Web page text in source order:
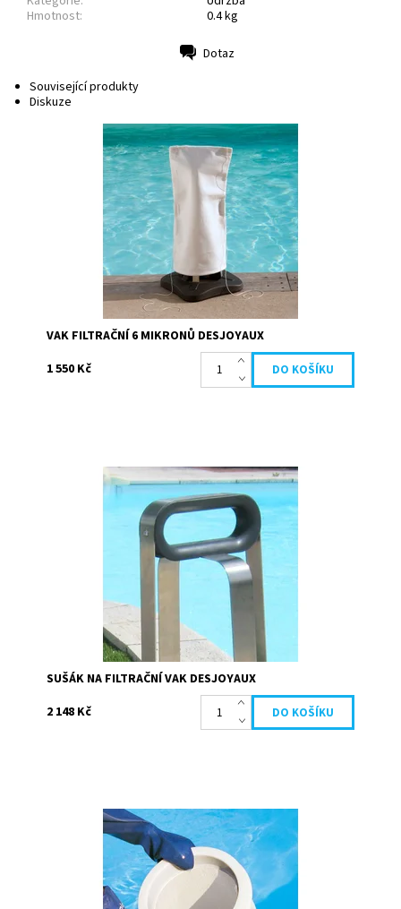
Hmotnost:
0.4 kg
Dotaz
Související produkty
Diskuze
Filtrační vak 6 mikronů umožňuje filtrovat velice jemné
nečistoty. Vhodný pro všechny filtrační skupiny mimo Gr.I
110. Filtrační sáček 6...
Dostupnost:
Skladem
19695
Desjoyaux
VAK FILTRAČNÍ 6 MIKRONŮ DESJOYAUX
1 550 Kč
Sušák určený k čištění filtračního vaku. Usnadňuje čištění
filtračního vaku DESJOYAUX Moderní design a vylepšená
ergonomie (Integrovaná...
Skladem
21455
Desjoyaux
SUŠÁK NA FILTRAČNÍ VAK DESJOYAUX
2 148 Kč
Vnější kroužek slouží k uchycení filtračního vaku do
systému Desjyoaux. Je umístěn vně filtračního sáčku.
Barva bílá průměr 26 cm
Dostupnost:
Skladem
19688
Desjoyaux